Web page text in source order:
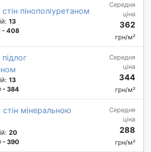
пінополіуретаном
13
- 408
Середня
ціна
362
грн/м²
13
- 384
Середня
ціна
344
грн/м²
стін мінеральною
20
- 390
Середня
ціна
288
грн/м²